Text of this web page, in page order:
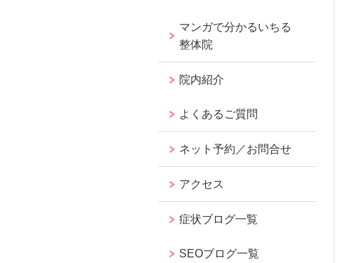
マンガで分かるいちる
整体院
院内紹介
よくあるご質問
ネット予約／お問合せ
アクセス
症状ブログ一覧
SEOブログ一覧